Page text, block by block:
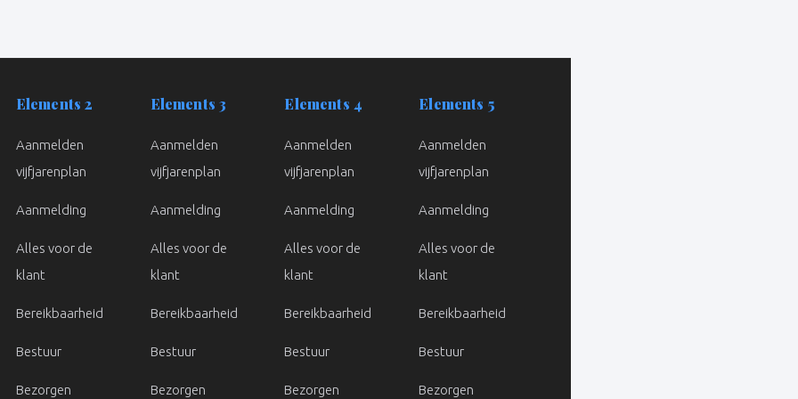
Elements 2
Aanmelden
vijfjarenplan
Aanmelding
Alles voor de
klant
Bereikbaarheid
Bestuur
Bezorgen
Elements 3
Aanmelden
vijfjarenplan
Aanmelding
Alles voor de
klant
Bereikbaarheid
Bestuur
Bezorgen
Elements 4
Aanmelden
vijfjarenplan
Aanmelding
Alles voor de
klant
Bereikbaarheid
Bestuur
Bezorgen
Elements 5
Aanmelden
vijfjarenplan
Aanmelding
Alles voor de
klant
Bereikbaarheid
Bestuur
Bezorgen